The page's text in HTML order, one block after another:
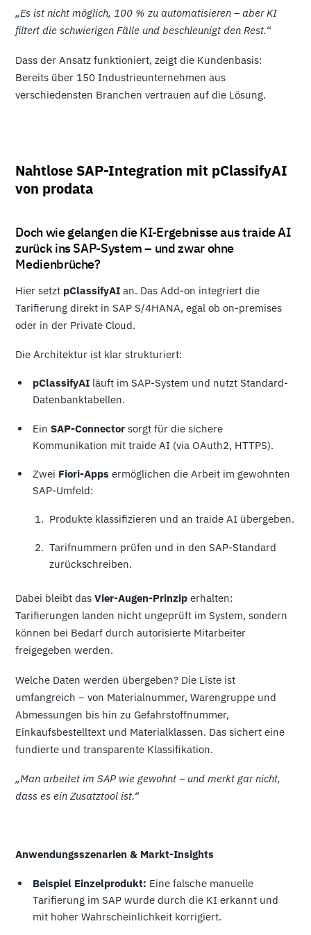
„Es ist nicht möglich, 100 % zu automatisieren – aber KI
filtert die schwierigen Fälle und beschleunigt den Rest.“
Dass der Ansatz funktioniert, zeigt die Kundenbasis:
Bereits über 150 Industrieunternehmen aus
verschiedensten Branchen vertrauen auf die Lösung.
Nahtlose SAP-Integration mit pClassifyAI
von prodata
Doch wie gelangen die KI-Ergebnisse aus traide AI
zurück ins SAP-System – und zwar ohne
Medienbrüche?
Hier setzt pClassifyAI an. Das Add-on integriert die
Tarifierung direkt in SAP S/4HANA, egal ob on-premises
oder in der Private Cloud.
Die Architektur ist klar strukturiert:
pClassifyAIläuft im SAP-System und nutzt Standard-
Datenbanktabellen.
Ein SAP-Connectorsorgt für die sichere
Kommunikation mit traide AI (via OAuth2, HTTPS).
Zwei Fiori-Apps ermöglichen die Arbeit im gewohnten
SAP-Umfeld:
Produkte klassifizieren und an traide AI übergeben.
Tarifnummern prüfen und in den SAP-Standard
zurückschreiben.
Dabei bleibt dasVier-Augen-Prinzip erhalten:
Tarifierungen landen nicht ungeprüft im System, sondern
können bei Bedarf durch autorisierte Mitarbeiter
freigegeben werden.
Welche Daten werden übergeben? Die Liste ist
umfangreich – von Materialnummer, Warengruppe und
Abmessungen bis hin zu Gefahrstoffnummer,
Einkaufsbestelltext und Materialklassen. Das sichert eine
fundierte und transparente Klassifikation.
„Man arbeitet im SAP wie gewohnt – und merkt gar nicht,
dass es ein Zusatztool ist.“
Anwendungsszenarien & Markt-Insights
Beispiel Einzelprodukt: Eine falsche manuelle
Tarifierung im SAP wurde durch die KI erkannt und
mit hoher Wahrscheinlichkeit korrigiert.